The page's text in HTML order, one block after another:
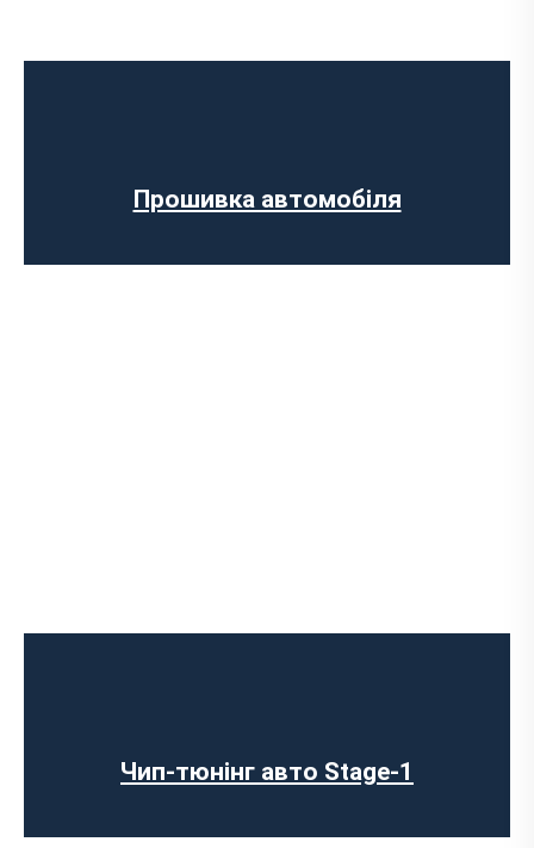
Прошивка автомобіля
швидкості
Комп’ютерна діагностика авто
Чип-тюнінг авто Stage-1